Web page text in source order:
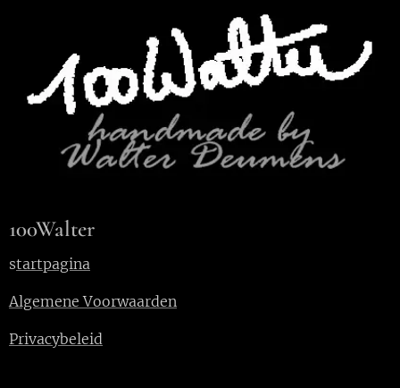
100Walter
startpagina
Algemene Voorwaarden
Privacybeleid